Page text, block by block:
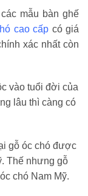
mẫu bàn ghế
cao cấp có giá
xác nhất còn
vào tuổi đời của
lâu thì càng có
gỗ óc chó được
Thế nhưng gỗ
chó Nam Mỹ.